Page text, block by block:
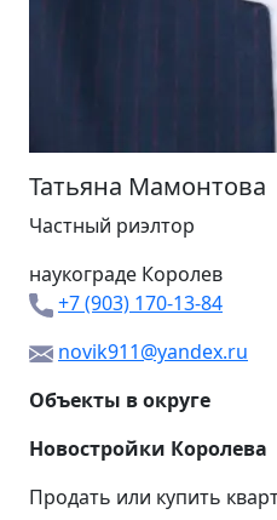
Татьяна Мамонтова
Частный риэлтор
наукограде Королев
+7 (903) 170-13-84
novik911@yandex.ru
Объекты в округе
Новостройки Королева
Продать или купить